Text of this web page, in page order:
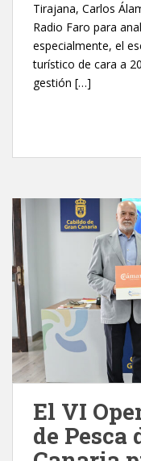
Tirajana, Carlos
Radio Faro para
especialmente, el
turístico de cara a
gestión […]
El VI
de Pesca